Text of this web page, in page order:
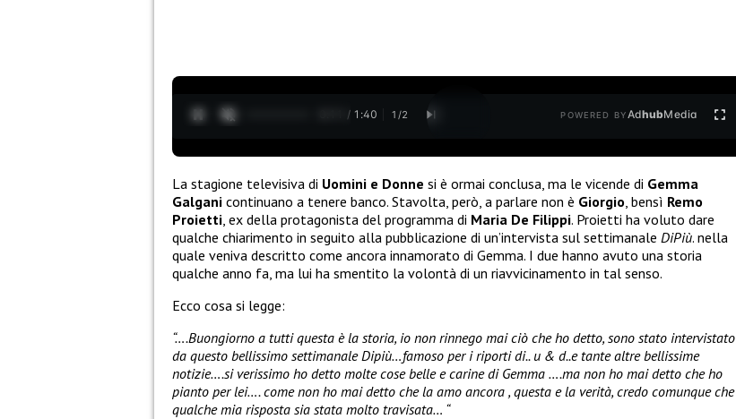
0:12 / 1:40 1 /2 POWERED BYAdhubMedia
La stagione televisiva di Uomini e Donne si è ormai conclusa, ma le vicende di Gemma
Galgani continuano a tenere banco. Stavolta, però, a parlare non è Giorgio , bensì Remo
Proietti , ex della protagonista del programma di Maria De Filippi. Proietti ha voluto dare
qualche chiarimento in seguito alla pubblicazione di un’intervista sul settimanale DiPiù. nella
quale veniva descritto come ancora innamorato di Gemma. I due hanno avuto una storia
qualche anno fa, ma lui ha smentito la volontà di un riavvicinamento in tal senso.
Ecco cosa si legge:
“….Buongiorno a tutti questa è la storia, io non rinnego mai ciò che ho detto, sono stato intervistato
da questo bellissimo settimanale Dipiù…famoso per i riporti di.. u & d..e tante altre bellissime
notizie….si verissimo ho detto molte cose belle e carine di Gemma ….ma non ho mai detto che ho
pianto per lei…. come non ho mai detto che la amo ancora , questa e la verità, credo comunque che
qualche mia risposta sia stata molto travisata… “